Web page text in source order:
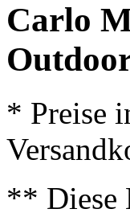
Carlo
* Preise
** Diese